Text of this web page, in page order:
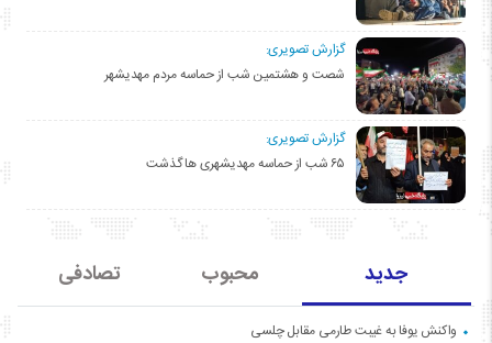
گزارش تصویری:
شصت و هشتمین شب از حماسه مردم مهدیشهر
گزارش تصویری:
۶۵ شب از حماسه مهدیشهری ها گذشت
جدید محبوب تصادفی
واکنش یوفا به غیبت طارمی مقابل چلسی